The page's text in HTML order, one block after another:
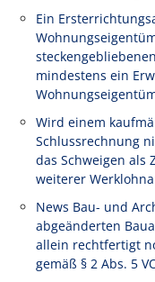
Ein
mindestens ein
Wird einem
Schlussrechnung
das Schweigen als
weiterer
News Bau- und
abgeänderten
allein rechtfertigt
gemäß § 2 Abs. 5